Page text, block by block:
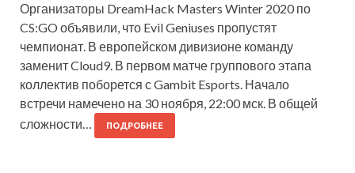
Организаторы DreamHack Masters Winter 2020 по
CS:GO объявили, что Evil Geniuses пропустят
чемпионат. В европейском дивизионе команду
заменит Cloud9. В первом матче группового этапа
коллектив поборется с Gambit Esports. Начало
встречи намечено на 30 ноября, 22:00 мск. В общей
сложности…
ПОДРОБНЕЕ